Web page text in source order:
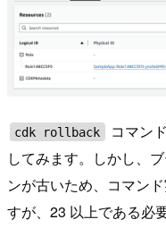
cdk rollback
コマン
してみます。しかし、
ンが古いため、コマン
すが、23 以上である必